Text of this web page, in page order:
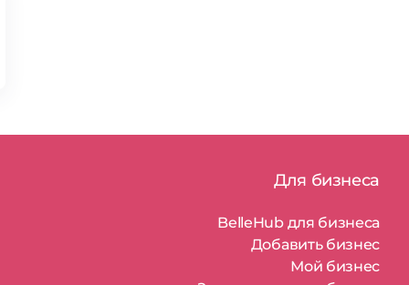
Для бизнеса
BelleHub для бизнеса
Добавить бизнес
Мой бизнес